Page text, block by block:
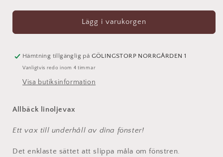
för
Mullvadsgrå
för
Linoljevax
Mullvadsgrå
Lägg i varukorgen
Hämtning tillgänglig på GÖLINGSTORP NORRGÅRDEN 1
Vanligtvis redo inom 4 timmar
Visa butiksinformation
Allbäck linoljevax
Ett vax till underhåll av dina fönster!
Det enklaste sättet att slippa måla om fönstren.